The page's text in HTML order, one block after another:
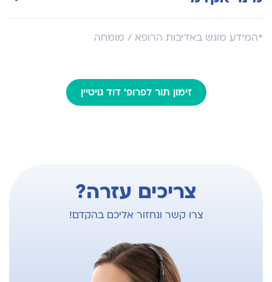
חבר בחברה הישראלית לכירורגיה בריאטרית
ומטבולית
חבר בחברה האירופאית לכירורגיה אנדוסקופית
בהשמנה (IFSO)
אונברסיטת תל אביב
חיים שיבא, תל השומר
*המידע מוגש באדיבות הרופא / מומחה
זימון תור לפרופ' דוד גויטיין
צריכים עזרה?
צרו קשר ונחזור אליכם בהקדם!